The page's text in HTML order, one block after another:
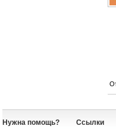
Нужна помощь? Ссылки